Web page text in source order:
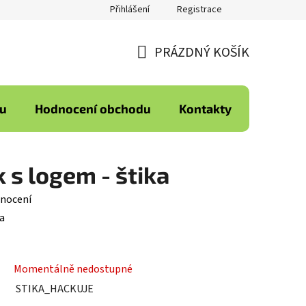
Přihlášení Registrace
KOŠÍK
PRÁZDNÝ KOŠÍK
Hodnocení obchodu Kontakty
s logem - štika
Momentálně nedostupné
STIKA_HACKUJE